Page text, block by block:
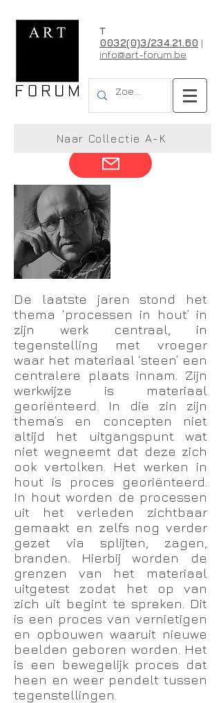
T
0032(0)3/234.21.60 |
info@art-forum.be
Jaak Hillen
De laatste jaren stond het
thema ‘processen in hout’ in
zijn werk centraal, in
tegenstelling met vroeger
waar het materiaal ‘steen’ een
centralere plaats innam. Zijn
werkwijze is materiaal
georiënteerd. In die zin zijn
thema’s en concepten niet
altijd het uitgangspunt wat
niet wegneemt dat deze zich
ook vertolken. Het werken in
hout is proces georiënteerd.
In hout worden de processen
uit het verleden zichtbaar
gemaakt en zelfs nog verder
gezet via splijten, zagen,
branden. Hierbij worden de
grenzen van het materiaal
uitgetest zodat het op van
zich uit begint te spreken. Dit
is een proces van vernietigen
en opbouwen waaruit nieuwe
beelden geboren worden. Het
is een bewegelijk proces dat
heen en weer pendelt tussen
tegenstellingen.
Naar Collectie A-K